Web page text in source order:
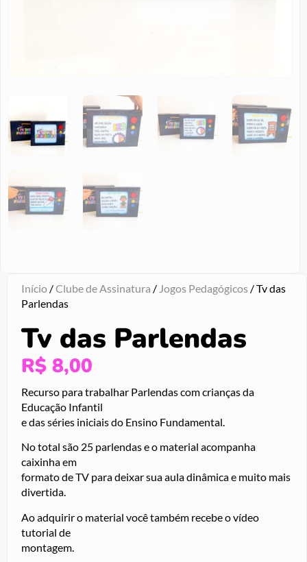
Início /Clube de Assinatura / Jogos Pedagógicos / Tv das
Parlendas
Tv das Parlendas
R$ 8,00
Recurso para trabalhar Parlendas com crianças da
Educação Infantil
e das séries iniciais do Ensino Fundamental.
No total são 25 parlendas e o material acompanha
caixinha em
formato de TV para deixar sua aula dinâmica e muito mais
divertida.
Ao adquirir o material você também recebe o vídeo
tutorial de
montagem.